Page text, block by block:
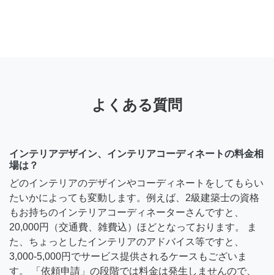
よくある質問
インテリアデザイン、インテリアコーディネートの料金相
場は？
どのインテリアのデザインやコーディネートをしてもらい
たいかによっても変動します。例えば、2級建築士の資格
もお持ちのインテリアコーディネーターさんですと、
20,000円（交通費、雑費込）ほどとなっております。 ま
た、ちょっとしたインテリアのアドバイス等ですと、
3,000-5,000円でサービス提供されるケースもございま
す。 「依頼申請」の段階では料金は発生しませんので、